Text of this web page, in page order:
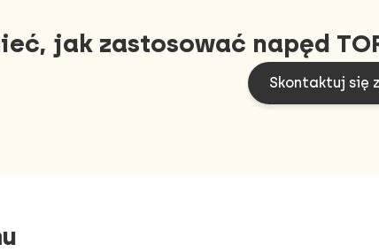
jak zastosować napęd
Skontaktuj się